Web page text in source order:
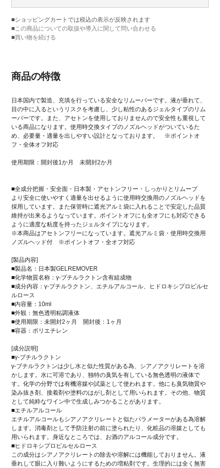
■ショッピングカートでは税込の表示が反映されます
■この商品についての取扱や導入に関して問い合わせる
■買い物を続ける
商品の特徴
日本国内で製造、充填を行っている安全なリムーバーです。液が垂れて、
目の中に入るというリスクを考慮し、少し粘性のあるジェルタイプのリム
ーバーです。また、アセトンを使用しておりませんので安全性も重視して
いる商品になります。使用時交換タイプのノズルヘッドがついているた
め、必要量・適量を出しやすい設計となっております。 ※ポイントオ
フ・全体オフ対応
使用期限：開封後1か月 未開封2か月
■全成分把握・安全面・日本製・アセトンフリー・しっかりとリムーブ
より安全に使いやすく適量を出せるように使用時交換用のノズルヘッドを
採用しています。また保管時に遮光アルミ袋に入れることで安定した品質
維持が出来るようなっています。ポイントオフにも全オフにも対応できる
ように適度な粘度を持ったジェルタイプになります。
※本商品はアセトンフリーになっています。遮光アルミ袋・使用時交換用
ノズルヘッド付 ※ポイントオフ・全オフ対応
[製品内容]
■製品名：日本製GELREMOVER
■化学物質名称：γ-ブチルラクトン含有組成物
■成分内容：γ-ブチルラクトン、エチルアルコール、ヒドロキシプロピルセ
ルロース
■内容量：10ml
■外観：無色透明粘調液体
■使用期限：未開封2ヶ月 開封後：1ヶ月
■容器：ポリエチレン
[成分説明]
■γ-ブチルラクトン
γ-ブチルラクトンは少し水と似た性質がある為、シアノアクリレートを溶
かします。水に可溶であり、独特の臭気を有している無色透明の液体で
す。化学の分野では有機溶媒や試薬として使われます。他にも臭気物質や
染み抜き剤、接着剤や塗料のはがし剤として用いられます。その他、物質
として純粋なワイン中で生成しみつかることがあります。
■エチルアルコール
エチルアルコールもシアノアクリレートと似たパラメーターがある為溶解
します。消毒剤として予防注射の前に塗られたり、化粧品の溶媒としても
用いられます。身近なところでは、お酒のアルコール成分です。
■ヒドロキシプロピルセルロース
この成分はシアノアクリレートの除去や溶解には機能しておりません。液
垂れして眼に入り難いようにするための増粘剤です。生理的には全く無害